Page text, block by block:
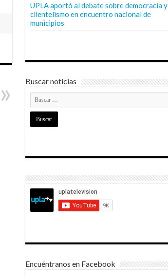
UPLA aportó al debate sobre democracia y
clientelismo en encuentro nacional de
municipios
Buscar noticias
Encuéntranos en Facebook